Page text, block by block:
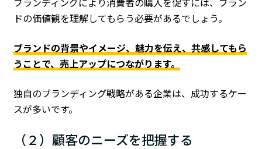
ドの価値観を理解してもらう必要があるでしょう。
ブランドの背景やイメージ、魅力を伝え、共感してもら
うことで、売上アップにつながります。
独自のブランディング戦略がある企業は、成功するケー
スが多いです。
（２）顧客のニーズを把握する